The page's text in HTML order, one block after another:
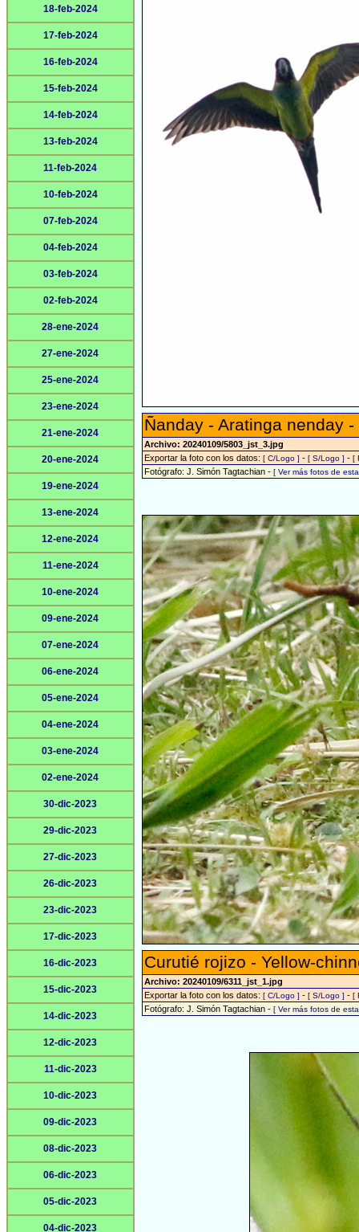
18-feb-2024
17-feb-2024
16-feb-2024
15-feb-2024
14-feb-2024
13-feb-2024
11-feb-2024
10-feb-2024
07-feb-2024
04-feb-2024
03-feb-2024
02-feb-2024
28-ene-2024
27-ene-2024
25-ene-2024
23-ene-2024
21-ene-2024
20-ene-2024
19-ene-2024
13-ene-2024
12-ene-2024
11-ene-2024
10-ene-2024
09-ene-2024
07-ene-2024
06-ene-2024
05-ene-2024
04-ene-2024
03-ene-2024
02-ene-2024
30-dic-2023
29-dic-2023
27-dic-2023
26-dic-2023
23-dic-2023
17-dic-2023
16-dic-2023
15-dic-2023
14-dic-2023
12-dic-2023
11-dic-2023
10-dic-2023
09-dic-2023
08-dic-2023
06-dic-2023
05-dic-2023
04-dic-2023
Ñanday - Aratinga nenday -
Archivo: 20240109/5803_jst_3.jpg
Exportar la foto con los datos: [ C/Logo ] - [ S/Logo ] - [
Fotógrafo: J. Simón Tagtachian - [ Ver más fotos de
Curutié rojizo - Yellow-
Archivo: 20240109/6311_jst_1.jpg
Exportar la foto con los datos: [ C/Logo ] - [ S/Logo ] - [
Fotógrafo: J. Simón Tagtachian - [ Ver más fotos de